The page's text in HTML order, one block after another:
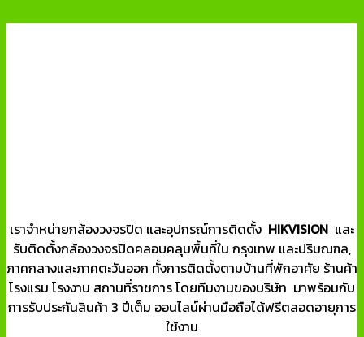
เราจำหน่ายกล้องวงจรปิด และอุปกรณ์การติดตั้ง HIKVISION และ
รับติดตั้งกล้องวงจรปิดคลอบคลุมพื้นที่ใน กรุงเทพ และปริมณฑล,
ภาคกลางและภาคตะวันออก ทั้งการติดตั้งตามบ้านที่พักอาศัย ร้านค้า
โรงแรม โรงงาน สถานที่ราชการ โดยทีมงานของบริษัท มาพร้อมกับ
การรับประกันสินค้า 3 ปีเต็ม ออนไลน์ผ่านมือถือได้ฟรีตลอดอายุการ
ใช้งาน